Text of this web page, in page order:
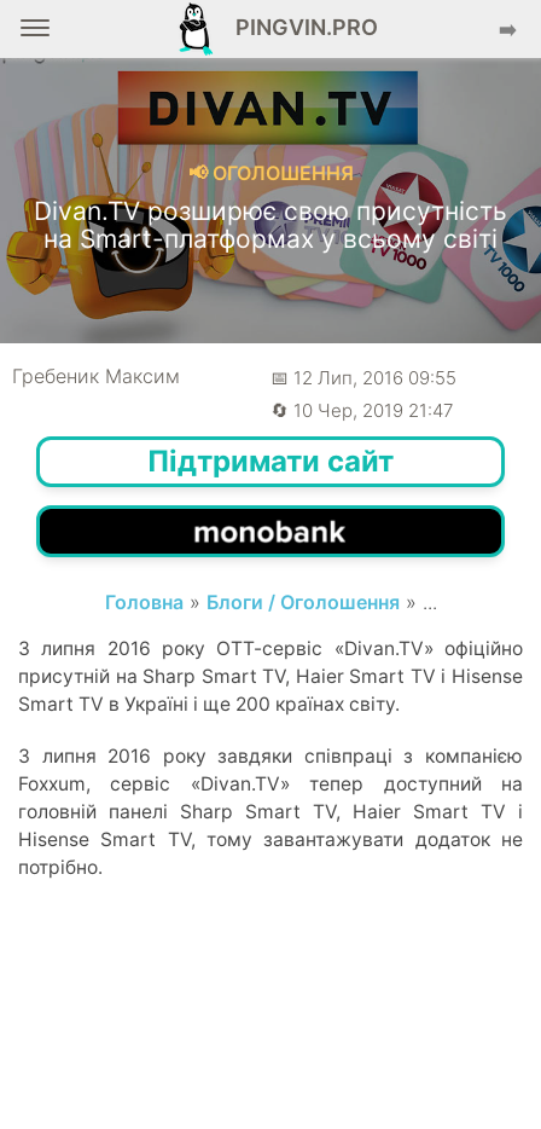
PINGVIN.PRO ➡️
📢 ОГОЛОШЕННЯ
Divan.TV розширює свою присутність
на Smart-платформах у всьому світі
Гребеник Максим
📅 12 Лип, 2016 09:55
🔄 10 Чер, 2019 21:47
Підтримати сайт
Головна» Блоги / Оголошення » ...
З липня 2016 року ОТТ-сервіс «Divan.TV» офіційно
присутній на Sharp Smart TV, Haier Smart TV і Hisense
Smart TV в Україні і ще 200 країнах світу.
З липня 2016 року завдяки співпраці з компанією
Foxxum, сервіс «Divan.TV» тепер доступний на
головній панелі Sharp Smart TV, Haier Smart TV і
Hisense Smart TV, тому завантажувати додаток не
потрібно.